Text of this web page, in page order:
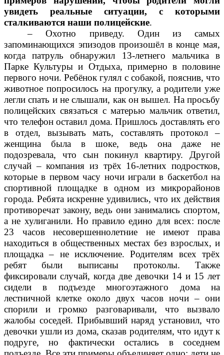
увидеть реальные ситуации, с которыми
сталкиваются наши полицейские.
– Охотно приведу. Один из самых
запоминающихся эпизодов произошёл в конце мая,
когда патруль обнаружил 13-летнего мальчика в
Парке Культуры и Отдыха, примерно в половине
первого ночи. Ребёнок гулял с собакой, пояснив, что
животное попросилось на прогулку, а родители уже
легли спать и не слышали, как он вышел. На просьбу
полицейских связаться с матерью мальчик ответил,
что телефон оставил дома. Пришлось доставлять его
в отдел, вызывать мать, составлять протокол –
женщина была в шоке, ведь она даже не
подозревала, что сын покинул квартиру. Другой
случай – компания из трёх 16-летних подростков,
которые в первом часу ночи играли в баскетбол на
спортивной площадке в одном из микрорайонов
города. Ребята искренне удивились, что их действия
противоречат закону, ведь они занимались спортом,
а не хулиганили. Но правило едино для всех: после
23 часов несовершеннолетние не имеют права
находиться в общественных местах без взрослых, и
площадка – не исключение. Родителям всех трёх
ребят были выписаны протоколы. Также
фиксировали случай, когда две девочки 14 и 15 лет
сидели в подъезде многоэтажного дома на
лестничной клетке около двух часов ночи – они
спорили и громко разговаривали, что вызвало
жалобы соседей. Прибывший наряд установил, что
девочки ушли из дома, сказав родителям, что идут к
подруге, но фактически остались в соседнем